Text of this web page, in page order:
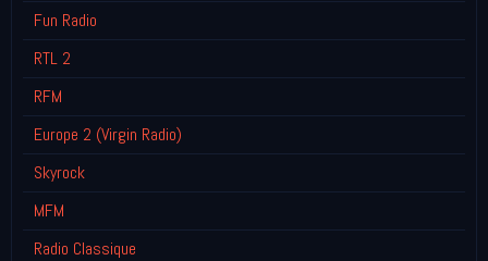
Fun Radio
RTL 2
RFM
Europe 2 (Virgin Radio)
Skyrock
MFM
Radio Classique